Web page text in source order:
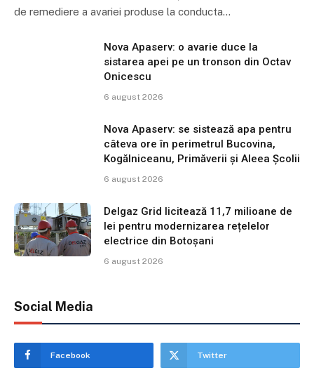
de remediere a avariei produse la conducta…
Nova Apaserv: o avarie duce la
sistarea apei pe un tronson din Octav
Onicescu
6 august 2026
Nova Apaserv: se sistează apa pentru
câteva ore în perimetrul Bucovina,
Kogălniceanu, Primăverii și Aleea Școlii
6 august 2026
Delgaz Grid licitează 11,7 milioane de
lei pentru modernizarea rețelelor
electrice din Botoșani
6 august 2026
Social Media
Facebook Twitter